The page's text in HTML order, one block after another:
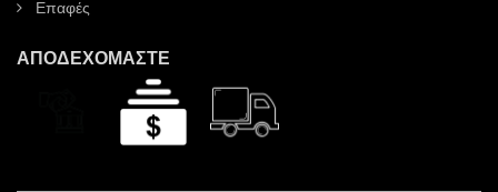
Επαφές
ΑΠΟΔΕΧΌΜΑΣΤΕ